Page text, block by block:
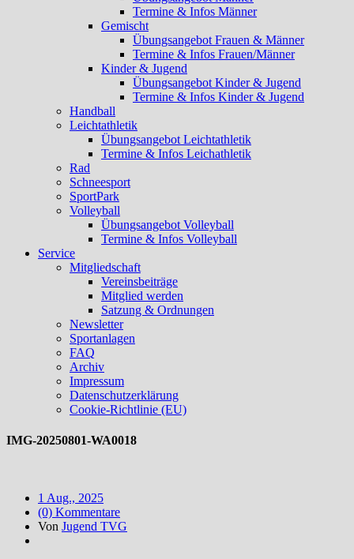
Termine & Infos Männer
Gemischt
Übungsangebot Frauen & Männer
Termine & Infos Frauen/Männer
Kinder & Jugend
Übungsangebot Kinder & Jugend
Termine & Infos Kinder & Jugend
Handball
Leichtathletik
Übungsangebot Leichtathletik
Termine & Infos Leichathletik
Rad
Schneesport
SportPark
Volleyball
Übungsangebot Volleyball
Termine & Infos Volleyball
Service
Mitgliedschaft
Vereinsbeiträge
Mitglied werden
Satzung & Ordnungen
Newsletter
Sportanlagen
FAQ
Archiv
Impressum
Datenschutzerklärung
Cookie-Richtlinie (EU)
IMG-20250801-WA0018
1 Aug., 2025
(0) Kommentare
Von Jugend TVG